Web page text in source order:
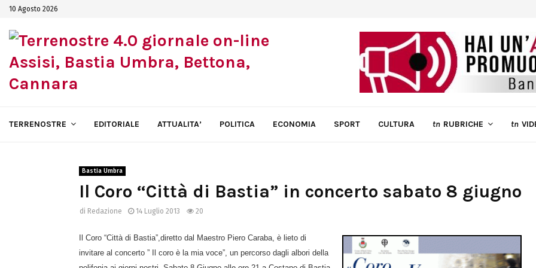
10 Agosto 2026
TERRENOSTRE EDITORIALE ATTUALITA’ POLITICA ECONOMIA SPORT CULTURA tn RUBRICHE tn
Bastia Umbra
Il Coro “Città di Bastia” in concerto sabato 8 giugno
di Redazione 14 Luglio 2013 20
Il Coro “Città di Bastia”,diretto dal Maestro Piero Caraba, è lieto di
invitare al concerto ” Il coro è la mia voce”, un percorso dagli albori della